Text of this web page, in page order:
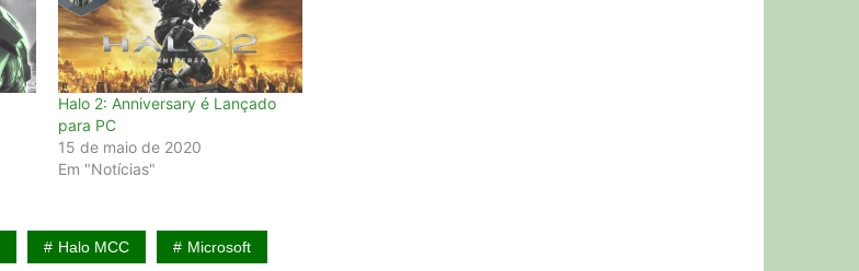
Halo 2: Anniversary é Lançado
para PC
15 de maio de 2020
Em "Notícias"
Halo MCC Microsoft